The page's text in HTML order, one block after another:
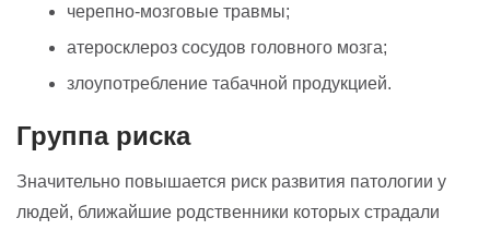
черепно-мозговые травмы;
атеросклероз сосудов головного мозга;
злоупотребление табачной продукцией.
Группа риска
Значительно повышается риск развития патологии у
людей, ближайшие родственники которых страдали